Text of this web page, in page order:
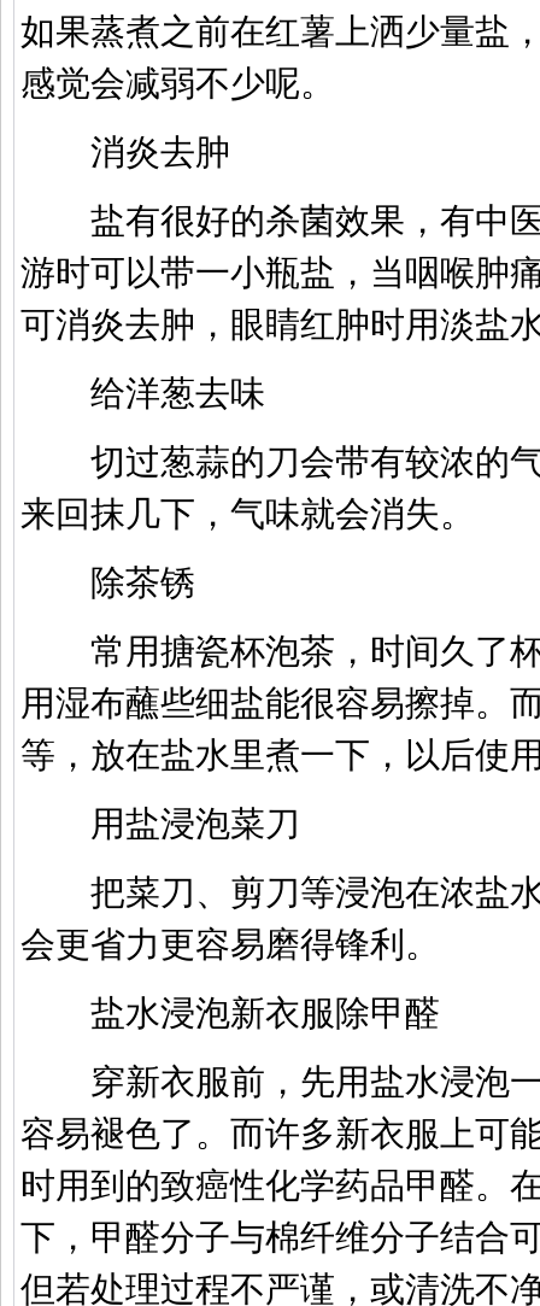
如果蒸煮之前在红薯上洒少量盐
感觉会减弱不少呢。
消炎去肿
盐有很好的杀菌效果，有中
游时可以带一小瓶盐，当咽喉肿
可消炎去肿，眼睛红肿时用淡盐
给洋葱去味
切过葱蒜的刀会带有较浓的
来回抹几下，气味就会消失。
除茶锈
常用搪瓷杯泡茶，时间久了
用湿布蘸些细盐能很容易擦掉。
等，放在盐水里煮一下，以后使
用盐浸泡菜刀
把菜刀、剪刀等浸泡在浓盐
会更省力更容易磨得锋利。
盐水浸泡新衣服除甲醛
穿新衣服前，先用盐水浸泡
容易褪色了。而许多新衣服上可
时用到的致癌性化学药品甲醛。
下，甲醛分子与棉纤维分子结合
但若处理过程不严谨，或清洗不